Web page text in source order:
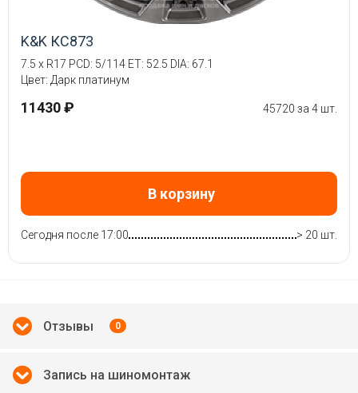
K&K КС873
7.5 x R17 PCD: 5/114 ET: 52.5 DIA: 67.1
Цвет: Дарк платинум
11430 ₽ 45720 за 4 шт.
В корзину
Сегодня после 17:00 > 20 шт.
Отзывы 0
Запись на шиномонтаж